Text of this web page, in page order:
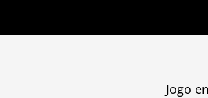
Jogo